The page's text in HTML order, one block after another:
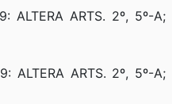
ALTERA ARTS. 2º, 5º-A;
ALTERA ARTS. 2º, 5º-A;